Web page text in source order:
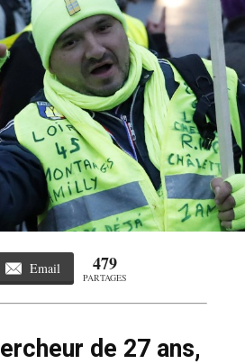
Email 479
PARTAGES
de 27 ans,